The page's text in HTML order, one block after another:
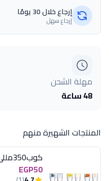
إرجاع خلال 30 يومًا
إرجاع سهل
مهلة الشحن
48 ساعة
المنتجات الشهيرة منهم
كوب350مللى ورد هيريفين
EGP50